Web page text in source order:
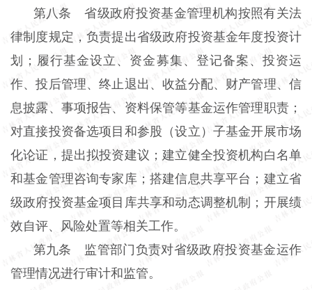
第八条 省级政府投资基金管理机构按照有关法
律制度规定，负责提出省级政府投资基金年度投资计
划；履行基金设立、资金募集、登记备案、投资运
作、投后管理、终止退出、收益分配、财产管理、信
息披露、事项报告、资料保管等基金运作管理职责；
对直接投资备选项目和参股（设立）子基金开展市场
化论证，提出拟投资建议；建立健全投资机构白名单
和基金管理咨询专家库；搭建信息共享平台；建立省
级政府投资基金项目库共享和动态调整机制；开展绩
效自评、风险处置等相关工作。
第九条 监管部门负责对省级政府投资基金运作
管理情况进行审计和监管。